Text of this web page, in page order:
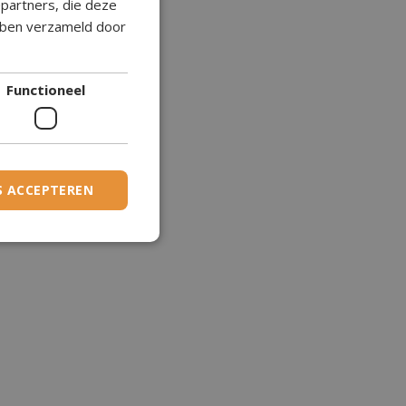
CZECH
DUTCH
FRENCH
GERMAN
GREEK
die deze
verzameld door
Functioneel
ACCEPTEREN